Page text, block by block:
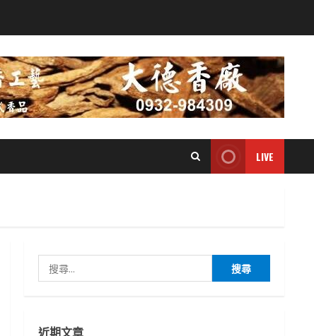
LIVE
尋
近期文章